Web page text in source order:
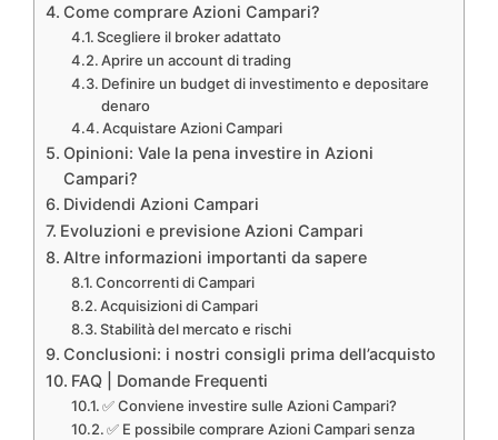
Come comprare Azioni Campari?
Scegliere il broker adattato
Aprire un account di trading
Definire un budget di investimento e depositare
denaro
Acquistare Azioni Campari
Opinioni: Vale la pena investire in Azioni
Campari?
Dividendi Azioni Campari
Evoluzioni e previsione Azioni Campari
Altre informazioni importanti da sapere
Concorrenti di Campari
Acquisizioni di Campari
Stabilità del mercato e rischi
Conclusioni: i nostri consigli prima dell’acquisto
FAQ | Domande Frequenti
✅ Conviene investire sulle Azioni Campari?
✅ E possibile comprare Azioni Campari senza